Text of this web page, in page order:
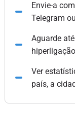
Envie-a
Telegram
Aguarde
hiperligação
Ver
país, a